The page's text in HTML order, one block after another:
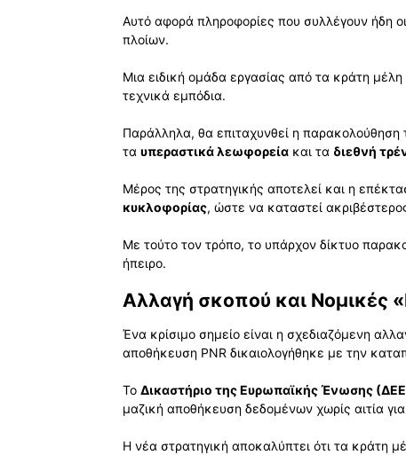
Αυτό αφορά πληροφορίες που συλλέγουν ήδη
πλοίων.
Μια ειδική ομάδα εργασίας από τα κράτη
τεχνικά εμπόδια.
Παράλληλα, θα επιταχυνθεί η
τα υπεραστικά λεωφορεία και τα διεθνή
Μέρος της στρατηγικής αποτελεί και η
κυκλοφορίας, ώστε να καταστεί
Με τούτο τον τρόπο, το υπάρχον δίκτυο
ήπειρο.
Αλλαγή σκοπού και Νομικές
Ένα κρίσιμο σημείο είναι η σχεδιαζόμενη
αποθήκευση PNR δικαιολογήθηκε με την
Το Δικαστήριο της Ευρωπαϊκής Ένωσης
μαζική αποθήκευση δεδομένων χωρίς αιτία
Η νέα στρατηγική αποκαλύπτει ότι τα κράτη